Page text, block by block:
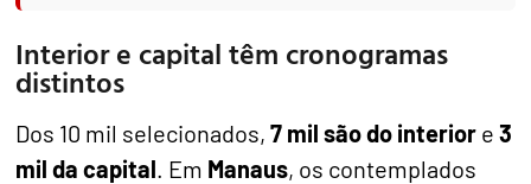
Interior e capital têm cronogramas
distintos
Dos 10 mil selecionados,7 mil são do interior e3
mil da capital. Em Manaus, os contemplados